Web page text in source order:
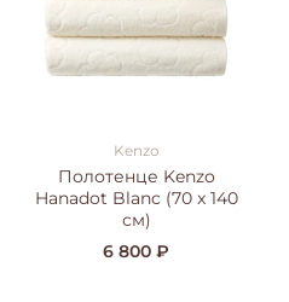
Kenzo
Полотенце Kenzo
Hanadot Blanc (70 x 140
см)
6 800 ₽